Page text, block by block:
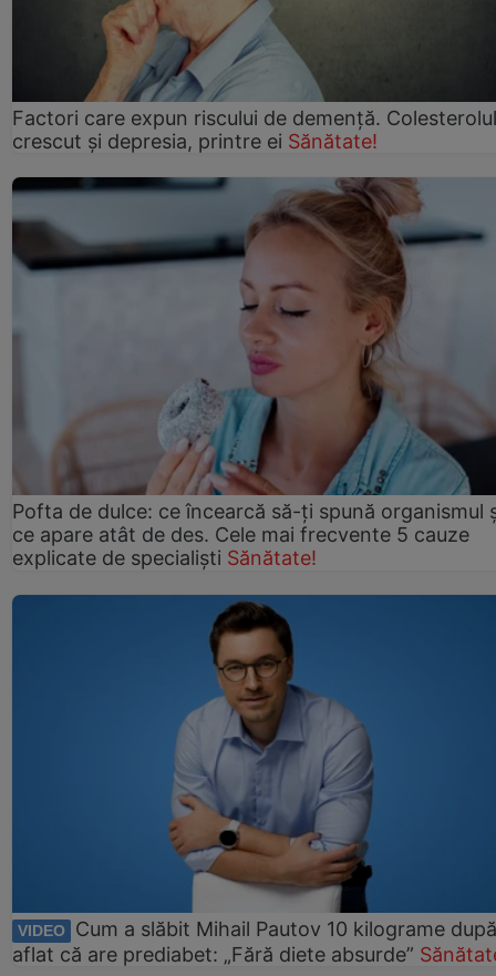
Factori care expun riscului de demență. Colesterolul
crescut şi depresia, printre ei Sănătate!
Pofta de dulce: ce încearcă să-ți spună organismul
ce apare atât de des. Cele mai frecvente 5 cauze
explicate de specialiști Sănătate!
VIDEO
Cum a slăbit Mihail Pautov 10 kilograme
aflat că are prediabet: „Fără diete absurde”